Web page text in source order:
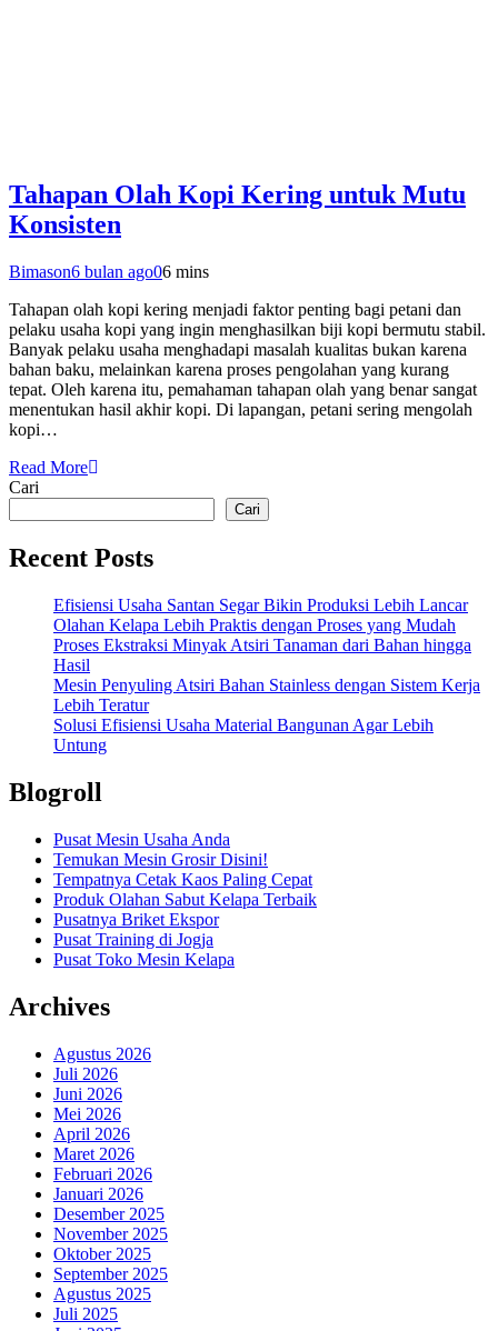
Tahapan Olah Kopi Kering untuk Mutu
Konsisten
Bimason6 bulan ago06 mins
Tahapan olah kopi kering menjadi faktor penting bagi petani dan
pelaku usaha kopi yang ingin menghasilkan biji kopi bermutu stabil.
Banyak pelaku usaha menghadapi masalah kualitas bukan karena
bahan baku, melainkan karena proses pengolahan yang kurang
tepat. Oleh karena itu, pemahaman tahapan olah yang benar sangat
menentukan hasil akhir kopi. Di lapangan, petani sering mengolah
kopi…
Read More
Cari
Cari
Recent Posts
Efisiensi Usaha Santan Segar Bikin Produksi Lebih Lancar
Olahan Kelapa Lebih Praktis dengan Proses yang Mudah
Proses Ekstraksi Minyak Atsiri Tanaman dari Bahan hingga
Hasil
Mesin Penyuling Atsiri Bahan Stainless dengan Sistem Kerja
Lebih Teratur
Solusi Efisiensi Usaha Material Bangunan Agar Lebih
Untung
Blogroll
Pusat Mesin Usaha Anda
Temukan Mesin Grosir Disini!
Tempatnya Cetak Kaos Paling Cepat
Produk Olahan Sabut Kelapa Terbaik
Pusatnya Briket Ekspor
Pusat Training di Jogja
Pusat Toko Mesin Kelapa
Archives
Agustus 2026
Juli 2026
Juni 2026
Mei 2026
April 2026
Maret 2026
Februari 2026
Januari 2026
Desember 2025
November 2025
Oktober 2025
September 2025
Agustus 2025
Juli 2025